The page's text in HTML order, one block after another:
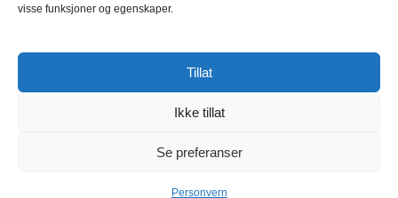
visse funksjoner og egenskaper.
Tillat
Ikke tillat
Se preferanser
Personvern
Blaaregn – digitale tjenester